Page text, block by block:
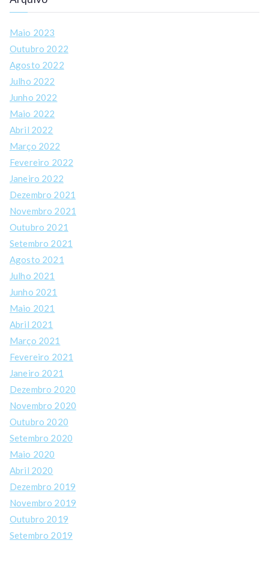
Maio 2023
Outubro 2022
Agosto 2022
Julho 2022
Junho 2022
Maio 2022
Abril 2022
Março 2022
Fevereiro 2022
Janeiro 2022
Dezembro 2021
Novembro 2021
Outubro 2021
Setembro 2021
Agosto 2021
Julho 2021
Junho 2021
Maio 2021
Abril 2021
Março 2021
Fevereiro 2021
Janeiro 2021
Dezembro 2020
Novembro 2020
Outubro 2020
Setembro 2020
Maio 2020
Abril 2020
Dezembro 2019
Novembro 2019
Outubro 2019
Setembro 2019